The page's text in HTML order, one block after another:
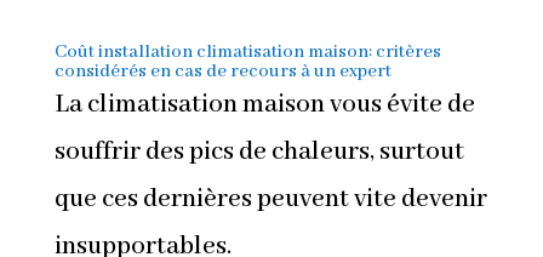
Coût installation climatisation maison: critères
considérés en cas de recours à un expert
La climatisation maison vous évite de
souffrir des pics de chaleurs, surtout
que ces dernières peuvent vite devenir
insupportables.